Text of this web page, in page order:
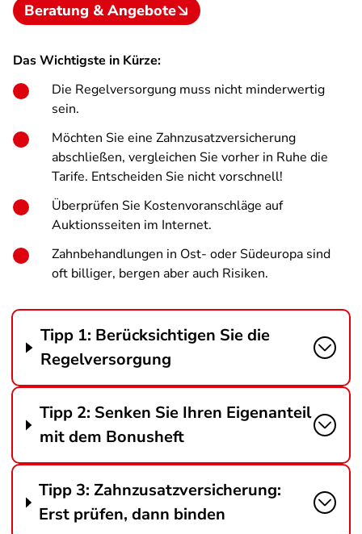
Beratung & Angebote
Das Wichtigste in Kürze:
Die Regelversorgung muss nicht minderwertig
sein.
Möchten Sie eine Zahnzusatzversicherung
abschließen, vergleichen Sie vorher in Ruhe die
Tarife. Entscheiden Sie nicht vorschnell!
Überprüfen Sie Kostenvoranschläge auf
Auktionsseiten im Internet.
Zahnbehandlungen in Ost- oder Südeuropa sind
oft billiger, bergen aber auch Risiken.
Tipp 1: Berücksichtigen Sie die
Regelversorgung
Tipp 2: Senken Sie Ihren Eigenanteil
mit dem Bonusheft
Tipp 3: Zahnzusatzversicherung:
Erst prüfen, dann binden